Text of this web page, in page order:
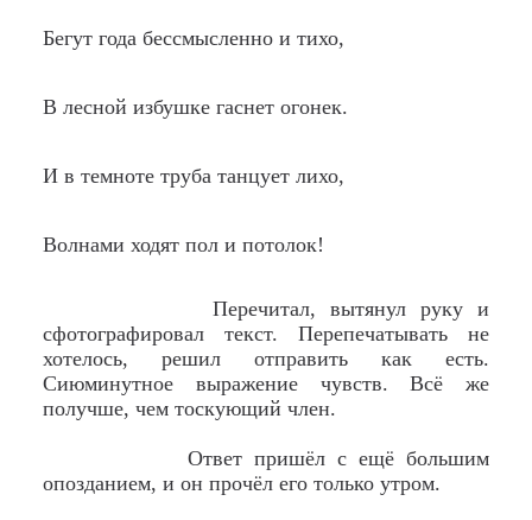
Бегут года бессмысленно и тихо,
В лесной избушке гаснет огонек.
И в темноте труба танцует лихо,
Волнами ходят пол и потолок!
Перечитал, вытянул руку и
сфотографировал текст. Перепечатывать не
хотелось, решил отправить как есть.
Сиюминутное выражение чувств. Всё же
получше, чем тоскующий член.
Ответ пришёл с ещё большим
опозданием, и он прочёл его только утром.